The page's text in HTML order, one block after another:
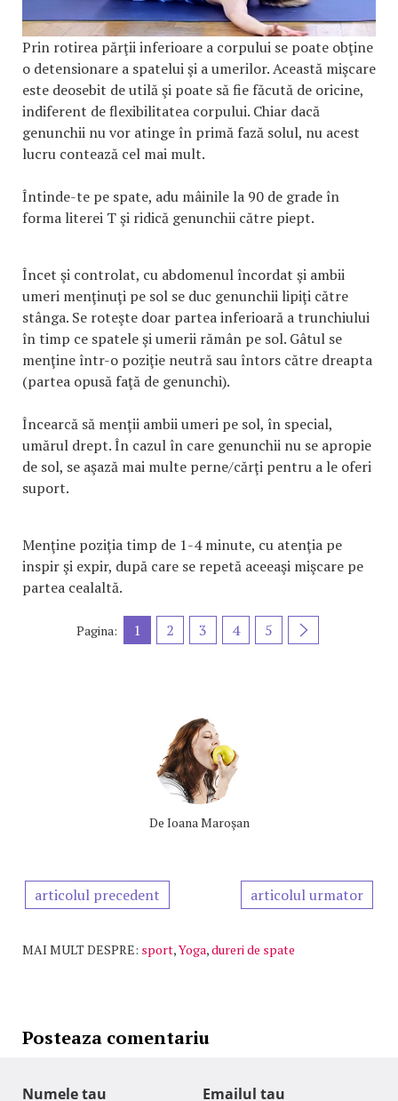
Prin rotirea părţii inferioare a corpului se poate obţine
o detensionare a spatelui şi a umerilor. Această mişcare
este deosebit de utilă şi poate să fie făcută de oricine,
indiferent de flexibilitatea corpului. Chiar dacă
genunchii nu vor atinge în primă fază solul, nu acest
lucru contează cel mai mult.
Întinde-te pe spate, adu mâinile la 90 de grade în
forma literei T şi ridică genunchii către piept.
Încet şi controlat, cu abdomenul încordat şi ambii
umeri menţinuţi pe sol se duc genunchii lipiţi către
stânga. Se roteşte doar partea inferioară a trunchiului
în timp ce spatele şi umerii rămân pe sol. Gâtul se
menţine într-o poziţie neutră sau întors către dreapta
(partea opusă faţă de genunchi).
Încearcă să menţii ambii umeri pe sol, în special,
umărul drept. În cazul în care genunchii nu se apropie
de sol, se aşază mai multe perne/cărţi pentru a le oferi
suport.
Menţine poziţia timp de 1-4 minute, cu atenţia pe
inspir şi expir, după care se repetă aceeaşi mişcare pe
partea cealaltă.
Pagina: 1 2 3 4 5
De Ioana Maroşan
articolul precedent articolul urmator
MAI MULT DESPRE: sport,Yoga,dureri de spate
Posteaza comentariu
Numele tau Emailul tau